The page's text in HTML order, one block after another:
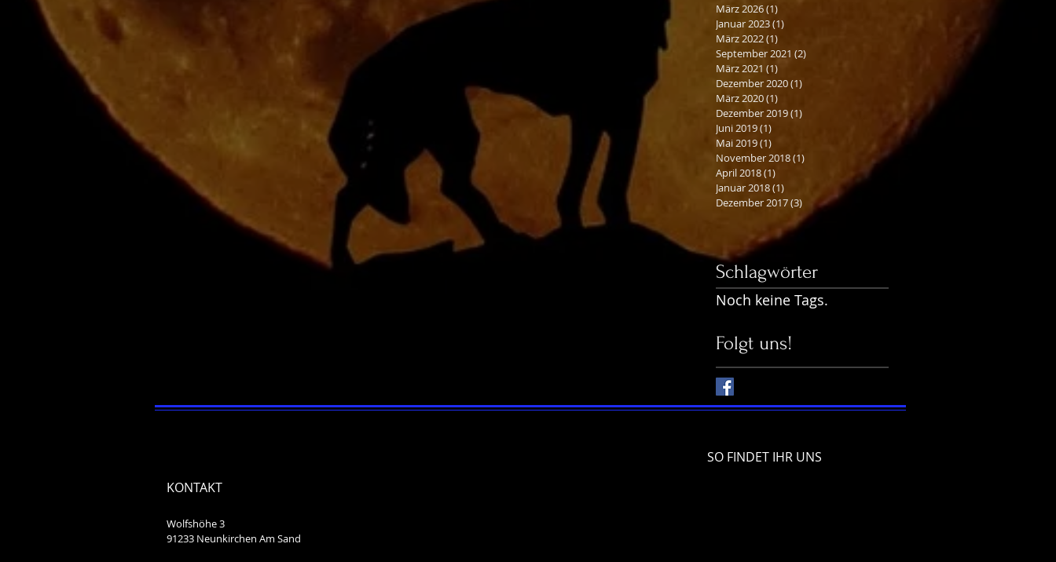
März 2026(1)
Januar 2023(1)
März 2022(1)
September 2021 (2)
März 2021 (1)
Dezember 2020(1)
März 2020(1)
Dezember 2019(1)
Juni 2019(1)
Mai 2019(1)
November 2018(1)
April 2018(1)
Januar 2018(1)
Dezember 2017(3) 3 Beiträge
Schlagwörter
Noch keine Tags.
Folgt uns!
SO FINDET IHR UNS
KONTAKT
Wolfshöhe 3
91233 Neunkirchen Am Sand